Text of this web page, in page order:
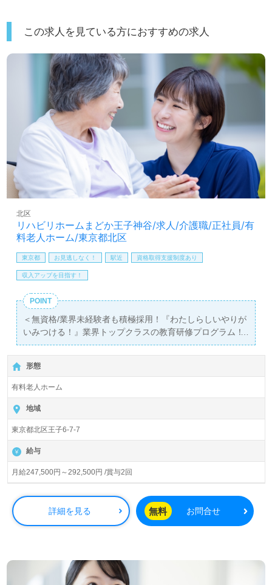
この求人を見ている方におすすめの求人
リハビリホームまどか王子神谷/求人/介護職/正社員/有
料老人ホーム/東京都北区
北区
東京都 お見逃しなく！ 駅近 資格取得支援制度あり
収入アップを目指す！
POINT
＜無資格/業界未経験者も積極採用！『わたしらしいやりが
いみつける！』業界トップクラスの教育研修プログラム！
ベネッセグループ！＞◎介護職/正社員募集◎【月給
247,500円～292,500円 /賞与2回】『王子神谷駅』徒歩8
分。
入居定員57名（57室/全室個室）『リハビリホームまどか
王子神谷』株式会社会社ベネッセスタイルケアBenesse
Style Care Co.,Ltd. （本社：東京都西新宿） 様の運営で
す。従業員18,200人以上、26年の実績、全国に350拠点以
上の有料老人ホーム、教育/学童領域で事業展開されていま
す。業界トップクラスの施設数を誇り、ワンランク上の介
護サービスをご提供。資格支援制度や教育研修プログラム
も充実。『入社してよかった！』のお声も届く企業様で
す。
◎誰かのお役に立つ仕事×はたらくをわたしらしく！『こ
看護助手や介護職経験のある方はもちろん、これから介護
職を目指される方も幅広く募集します。先輩職員様からの
形態
有料老人ホーム
地域
東京都北区王子6-7-7
給与
月給247,500円～292,500円 /賞与2回
詳細を見る 無料 お問合せ